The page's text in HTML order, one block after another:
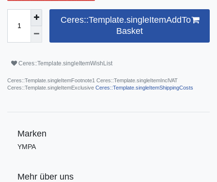
Ceres::Template.singleItemAddTo
Basket
Ceres::Template.singleItemWishList
Ceres::Template.singleItemFootnote1 Ceres::Template.singleItemInclVAT
Ceres::Template.singleItemExclusive Ceres::Template.singleItemShippingCosts
Marken
YMPA
Mehr über uns